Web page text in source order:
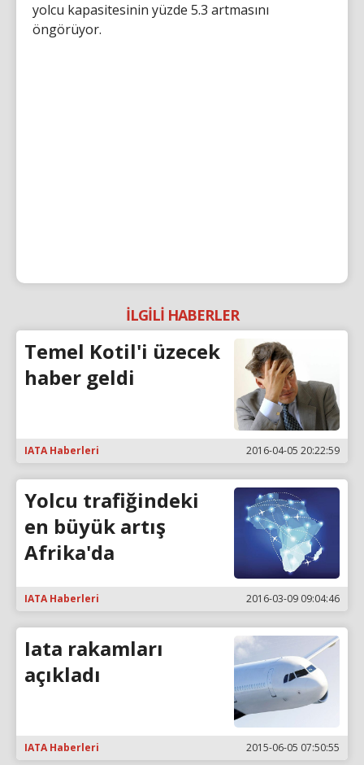
yolcu kapasitesinin yüzde 5.3 artmasını
öngörüyor.
İLGİLİ HABERLER
Temel Kotil'i üzecek
haber geldi
IATA Haberleri 2016-04-05 20:22:59
Yolcu trafiğindeki
en büyük artış
Afrika'da
IATA Haberleri 2016-03-09 09:04:46
Iata rakamları
açıkladı
IATA Haberleri 2015-06-05 07:50:55